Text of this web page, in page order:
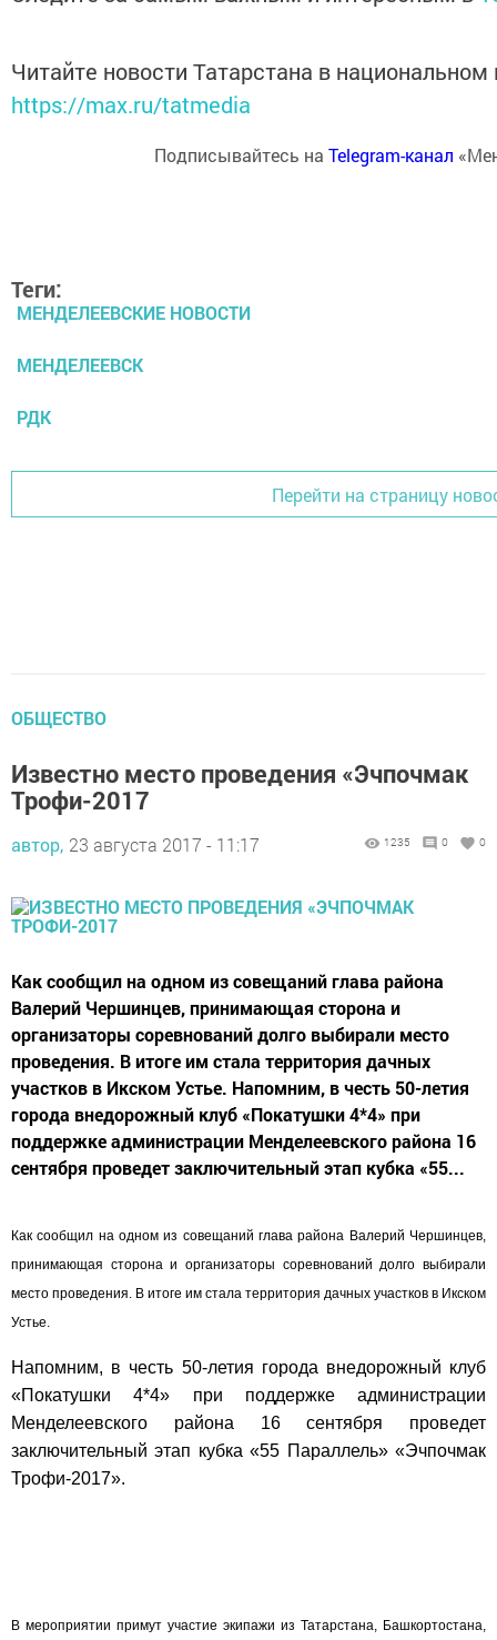
Читайте новости Татарстана в
https://max.ru/tatmedia
Подписывайтесь на Telegram-канал
Теги:
МЕНДЕЛЕЕВСКИЕ НОВОСТИ
МЕНДЕЛЕЕВСК
РДК
Перейти на страницу
ОБЩЕСТВО
Известно место проведения «Эчпочмак
Трофи-2017
автор, 23 августа 2017 - 11:17 1235 0 0
Как сообщил на одном из совещаний глава района
Валерий Чершинцев, принимающая сторона и
организаторы соревнований долго выбирали место
проведения. В итоге им стала территория дачных
участков в Икском Устье. Напомним, в честь 50-летия
города внедорожный клуб «Покатушки 4*4» при
поддержке администрации Менделеевского района 16
сентября проведет заключительный этап кубка «55...
Как сообщил на одном из совещаний глава района Валерий Чершинцев,
принимающая сторона и организаторы соревнований долго выбирали
место проведения. В итоге им стала территория дачных участков в Икском
Устье.
Напомним, в честь 50-летия города внедорожный клуб
«Покатушки 4*4» при поддержке администрации
Менделеевского района 16 сентября проведет
заключительный этап кубка «55 Параллель» «Эчпочмак
Трофи-2017».
В мероприятии примут участие экипажи из Татарстана, Башкортостана,